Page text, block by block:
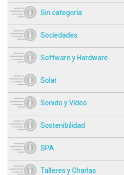
Sin categoría
Sociedades
Software y Hardware
Solar
Sonido y Vídeo
Sostenibilidad
SPA
Talleres y Charlas